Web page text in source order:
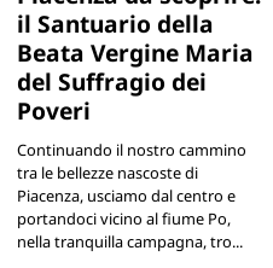
il Santuario della
Beata Vergine Maria
del Suffragio dei
Poveri
Continuando il nostro cammino
tra le bellezze nascoste di
Piacenza, usciamo dal centro e
portandoci vicino al fiume Po,
nella tranquilla campagna, tro...